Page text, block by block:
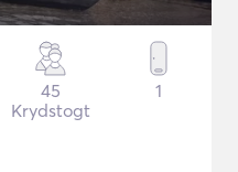
45
Krydstogt
1